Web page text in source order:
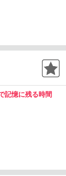
記憶に残る時間